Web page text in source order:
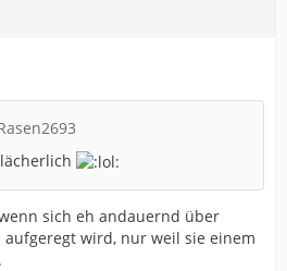
sich eh andauernd über
aufgeregt wird, nur weil sie einem